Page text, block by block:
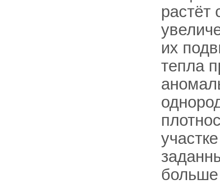
растёт
их
тепла